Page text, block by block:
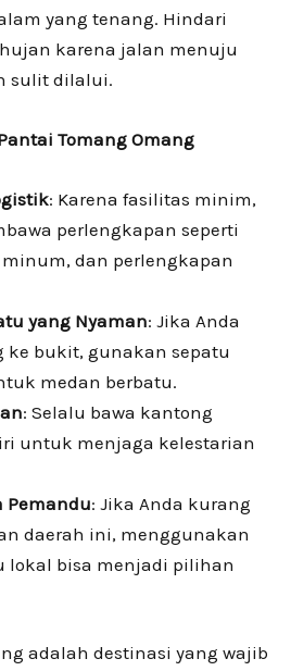
yang tenang. Hindari
karena jalan menuju
sulit dilalui.
Tomang Omang
: Karena fasilitas minim,
perlengkapan seperti
dan perlengkapan
yang Nyaman: Jika Anda
bukit, gunakan sepatu
medan berbatu.
: Selalu bawa kantong
untuk menjaga kelestarian
Pemandu: Jika Anda kurang
daerah ini, menggunakan
lokal bisa menjadi pilihan
adalah destinasi yang wajib